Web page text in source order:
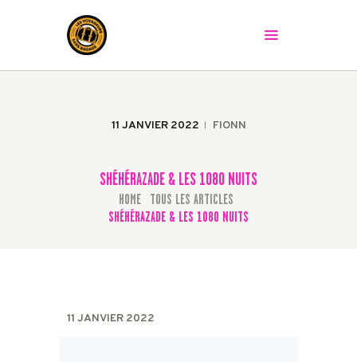
11 JANVIER 2022 FIONN
SHÉHÉRAZADE & LES 1080 NUITS
HOME TOUS LES ARTICLES
SHÉHÉRAZADE & LES 1080 NUITS
LES VOYAGEURS SANS BAGAGE
LA COMPAGNIE
AGENDA
LA BAGAGERIE
11 JANVIER 2022